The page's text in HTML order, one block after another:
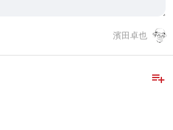
濱田卓也
playlist_add